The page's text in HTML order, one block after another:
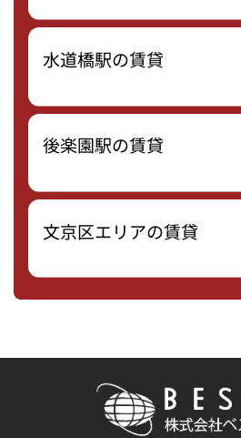
水道橋駅の賃貸
後楽園駅の賃貸
文京区エリアの賃貸